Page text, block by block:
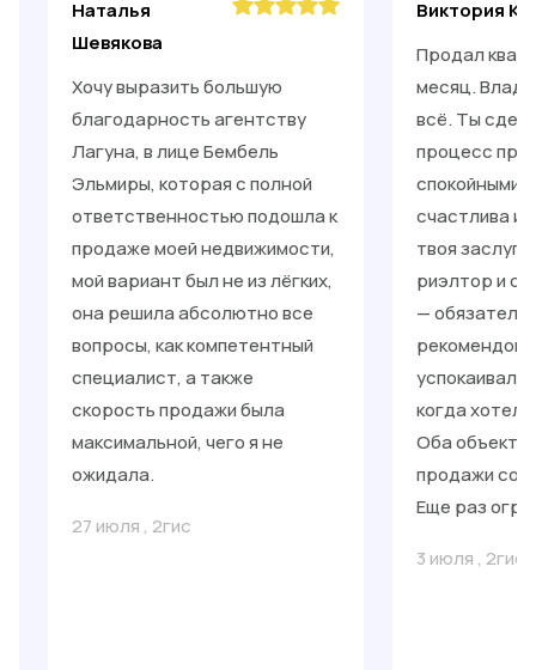
Наталья
Шевякова
Хочу выразить большую
благодарность агентству
Лагуна, в лице Бембель
Эльмиры, которая с полной
ответственностью подошла к
продаже моей недвижимости,
мой вариант был не из лёгких,
она решила абсолютно все
вопросы, как компетентный
специалист, а также
скорость продажи была
максимальной, чего я не
ожидала.
27 июля , 2гис
Виктория
Продал
месяц.
всё. Ты
процесс
спокойными.
счастлива и
твоя
риэлтор и
—
успокаивал,
когда
Оба объекта
продажи со
Еще раз
3 июля , 2гис